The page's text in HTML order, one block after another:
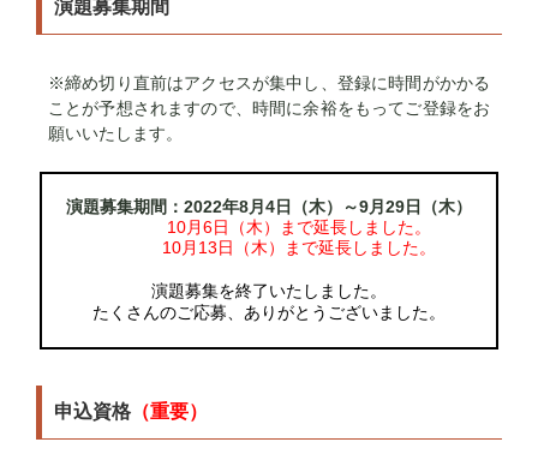
演題募集期間
※締め切り直前はアクセスが集中し、登録に時間がかかる
ことが予想されますので、時間に余裕をもってご登録をお
願いいたします。
演題募集期間：2022年8月4日（木）～9月29日（木）
10月6日（木）まで延長しました。
10月13日（木）まで延長しました。
演題募集を終了いたしました。
たくさんのご応募、ありがとうございました。
申込資格 （重要）